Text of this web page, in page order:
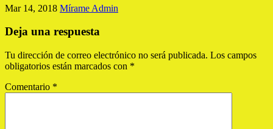
Mar 14, 2018 Mírame Admin
Deja una respuesta
Tu dirección de correo electrónico no será publicada. Los campos
obligatorios están marcados con *
Comentario *